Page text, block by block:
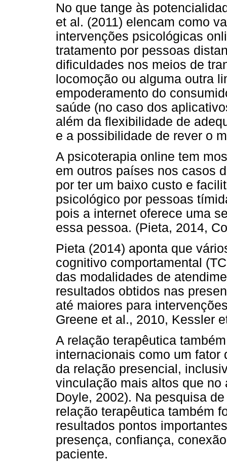
No que tange às
et al. (2011) elencam como
intervenções psicológicas
tratamento por pessoas
dificuldades nos meios de
locomoção ou alguma outra
empoderamento do
saúde (no caso dos
além da flexibilidade de
e a possibilidade de rever o
A psicoterapia online tem
em outros países nos casos
por ter um baixo custo e
psicológico por pessoas
pois a internet oferece uma
essa pessoa. (Pieta, 2014,
Pieta (2014) aponta que
cognitivo comportamental
das modalidades de
resultados obtidos nas
até maiores para
Greene et al., 2010, Kessler
A relação terapêutica
internacionais como um fator
da relação presencial,
vinculação mais altos que
Doyle, 2002). Na pesquisa
relação terapêutica também
resultados pontos
presença, confiança,
paciente.